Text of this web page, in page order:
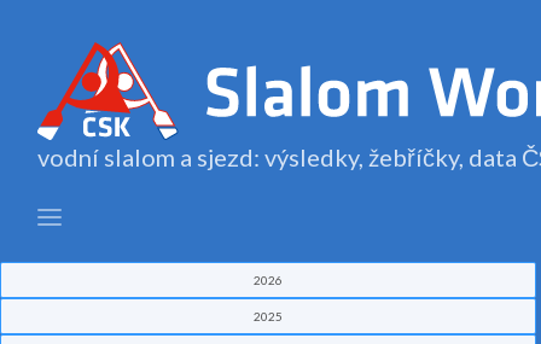
vodní slalom a sjezd: výsledky, žebříčky, data
2026
2025